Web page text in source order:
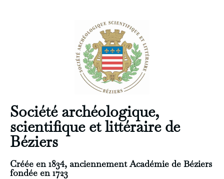
Société archéologique,
scientifique et littéraire de
Béziers
Créée en 1834, anciennement Académie de Béziers
fondée en 1723